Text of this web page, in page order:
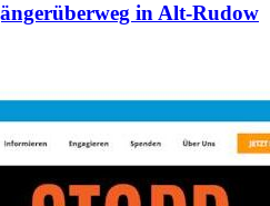
in Alt-Rudow